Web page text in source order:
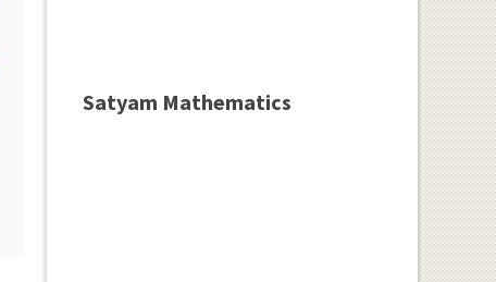
Satyam Mathematics